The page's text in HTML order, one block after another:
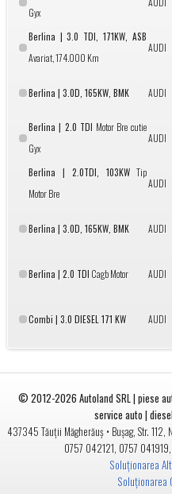
Gyx
Berlina | 3.0 TDI, 171KW, ASB
Avariat, 174.000 Km
AUDI
Berlina | 3.0D, 165KW, BMK AUDI
Berlina | 2.0 TDI Motor Bre cutie
Gyx
AUDI
Berlina | 2.0TDI, 103KWTip
Motor Bre
AUDI
Berlina | 3.0D, 165KW, BMK AUDI
Berlina | 2.0 TDI Cagb Motor AUDI
Combi | 3.0 DIESEL 171 KW AUDI
© 2012-2026Autoland SRL | piese
service auto |
437345 Tăuții Măgherăuș• Bușag, Str. 112,
0757 042121, 0757 041919,
Soluționarea
Soluționarea